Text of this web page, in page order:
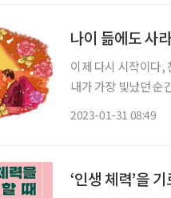
나이 듦에도 사
이제 다시 시작이다,
내가 가장 빛났던 순
2023-01-31 08:49
‘인생 체력’을